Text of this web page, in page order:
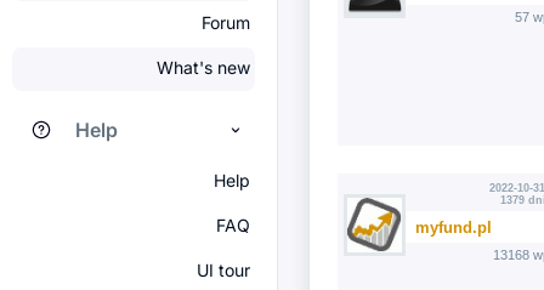
Forum
What's new
Help
Help
FAQ
UI tour
57
2022-10-
1379
myfund.pl
13168